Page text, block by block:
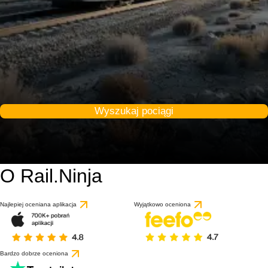
Wyszukaj pociągi
O Rail.Ninja
Najlepiej oceniana aplikacja Wyjątkowo oceniona
Bardzo dobrze oceniona